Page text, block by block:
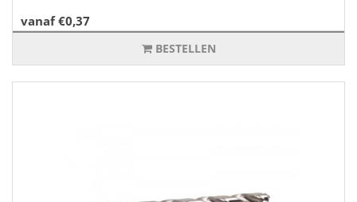
vanaf €0,37
BESTELLEN